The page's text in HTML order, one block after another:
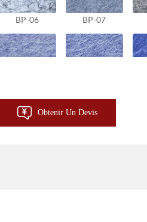
BP-06 BP-07
Obtenir Un Devis